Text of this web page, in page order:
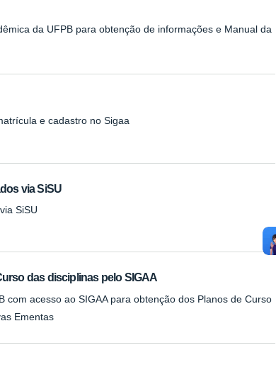
da UFPB para obtenção de informações e Manual da
e cadastro no Sigaa
via SiSU
SiSU
das disciplinas pelo SIGAA
com acesso ao SIGAA para obtenção dos Planos de Curso
Ementas